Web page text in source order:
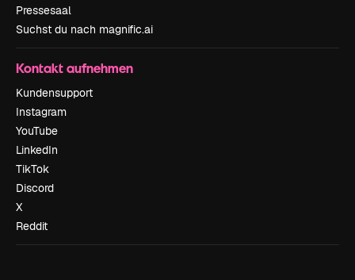
Pressesaal
Suchst du nach magnific.ai
Kontakt aufnehmen
Kundensupport
Instagram
YouTube
LinkedIn
TikTok
Discord
X
Reddit